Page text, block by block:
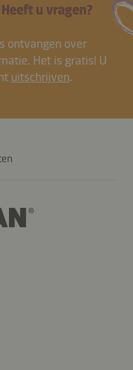
Heeft u vragen?
ontvangen over
Het is gratis! U
uitschrijven.